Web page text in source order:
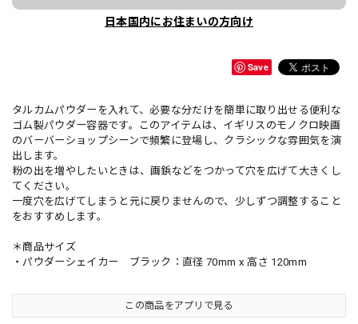
日本国内にお住まいの方向け
Save
タルカムパウダーを入れて、必要な分だけを簡単に取り出せる便利な
ゴム製パウダー容器です。このアイテムは、イギリスのモノクロ映画
のバーバーショップシーンで頻繁に登場し、クラシックな雰囲気を演
出します。
粉の出を増やしたいときは、画鋲などをつかって穴を広げて大きくし
てください。
一度穴を広げてしまうと元に戻りませんので、少しずつ調整すること
をおすすめします。
＊商品サイズ
・パウダーシェイカー ブラック：直径 70mm x 高さ 120mm
この商品をアプリで見る